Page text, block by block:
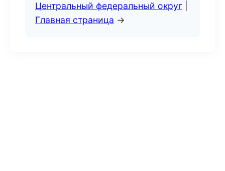
Центральный федеральный округ
Главная страница →